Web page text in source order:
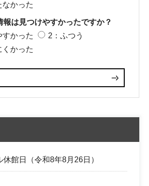
かった
報は見つけやすかったですか？
すかった
2：ふつう
かった
休館日（令和8年8月26日）